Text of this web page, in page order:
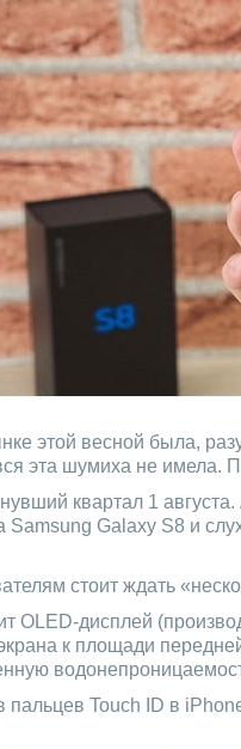
этой весной была,
эта шумиха не имела.
квартал 1
Galaxy S8 и
стоит ждать
дисплей
к площади
Touch ID в